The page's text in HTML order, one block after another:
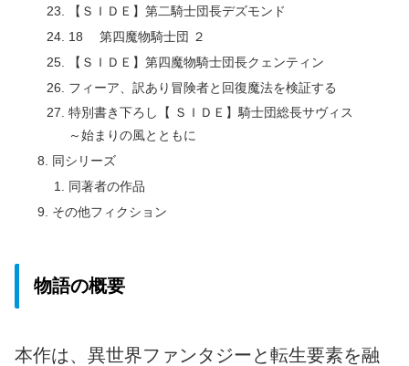
【ＳＩＤＥ】第二騎士団長デズモンド
18 第四魔物騎士団 ２
【ＳＩＤＥ】第四魔物騎士団長クェンティン
フィーア、訳あり冒険者と回復魔法を検証する
特別書き下ろし【 ＳＩＤＥ】騎士団総長サヴィス
～始まりの風とともに
同シリーズ
同著者の作品
その他フィクション
物語の概要
本作は、異世界ファンタジーと転生要素を融